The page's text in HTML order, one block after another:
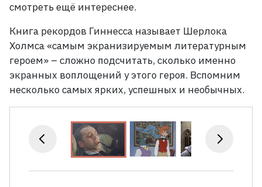
смотреть ещё интереснее.
Книга рекордов Гиннесса называет Шерлока
Холмса «самым экранизируемым литературным
героем» – сложно подсчитать, сколько именно
экранных воплощений у этого героя. Вспомним
несколько самых ярких, успешных и необычных.